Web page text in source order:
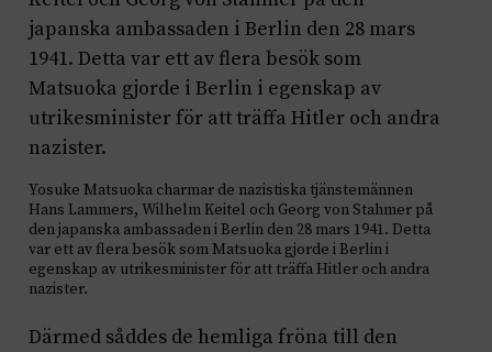
Yosuke Matsuoka charmar de nazistiska tjänstemännen
Hans Lammers, Wilhelm Keitel och Georg von Stahmer på
den japanska ambassaden i Berlin den 28 mars 1941. Detta
var ett av flera besök som Matsuoka gjorde i Berlin i
egenskap av utrikesminister för att träffa Hitler och andra
nazister.
Därmed såddes de hemliga fröna till den